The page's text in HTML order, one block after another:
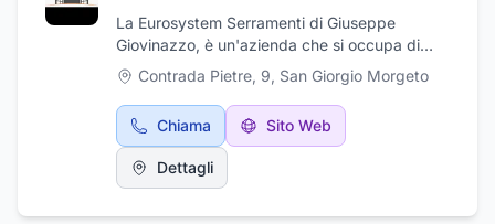
La Eurosystem Serramenti di Giuseppe
Giovinazzo, è un'azienda che si occupa di
serramenti in alluminio, alluminio-legno,
facciate continue ed è specializzata nella
produzione di serramenti ed infissi in PVC, un
materiale plastico di nuova generazione che
negli ultimi anni si sta affermando grazie alla
facile lavorabilità e alla grande durata nel
Contrada Pietre, 9, San Giorgio Morgeto
Chiama Sito Web
Dettagli